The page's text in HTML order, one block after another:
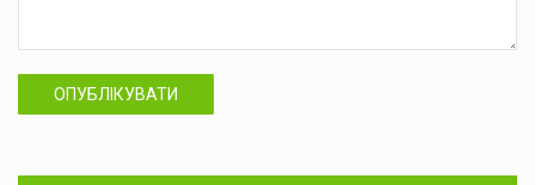
ОПУБЛІКУВАТИ